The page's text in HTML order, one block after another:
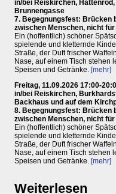
in/bei Reiskirchen, Hattenrod,
Brunnengasse
7. Begegnungsfest: Brücken
zwischen Menschen, nicht
Ein (hoffentlich) schöner
spielende und kletternde
Straße, der Duft frischer
Nase, auf einem Tisch stehen
Speisen und Getränke. [mehr]
Freitag, 11.09.2026 17:00-
in/bei Reiskirchen,
Backhaus und auf dem
8. Begegnungsfest: Brücken
zwischen Menschen, nicht
Ein (hoffentlich) schöner
spielende und kletternde
Straße, der Duft frischer
Nase, auf einem Tisch stehen
Speisen und Getränke. [mehr]
Weiterlesen